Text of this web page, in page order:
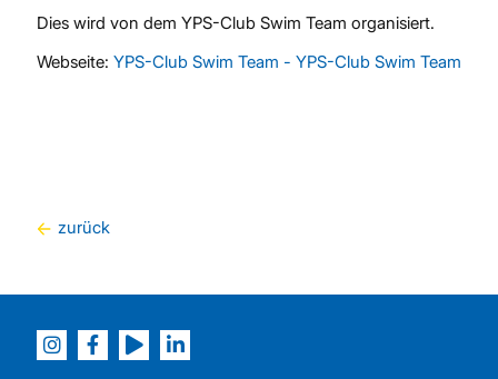
Dies wird von dem YPS-Club Swim Team organisiert.
Webseite: YPS-Club Swim Team - YPS-Club Swim Team
zurück